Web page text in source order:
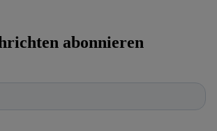
abonnieren